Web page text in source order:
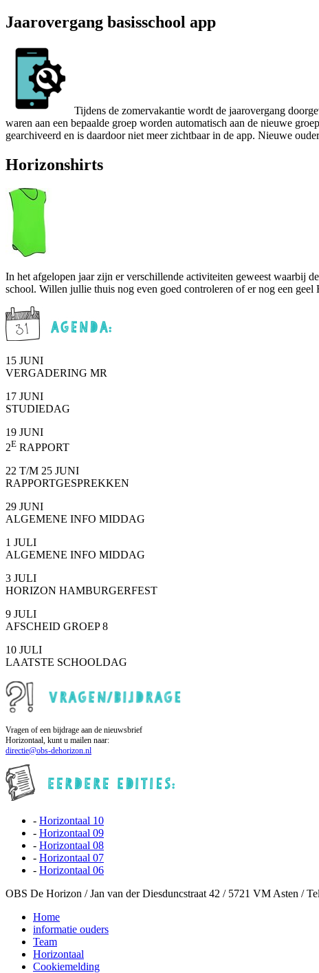
Jaarovergang basisschool app
Tijdens de zomervakantie wordt de jaarovergang
waren aan een bepaalde groep worden automatisch aan de nieuwe
gearchiveerd en is daardoor niet meer zichtbaar in de app. Nieuwe
Horizonshirts
In het afgelopen jaar zijn er verschillende activiteiten geweest waarbij
school. Willen jullie thuis nog even goed controleren of er nog een
15 JUNI
VERGADERING MR
17 JUNI
STUDIEDAG
19 JUNI
2E RAPPORT
22 T/M 25 JUNI
RAPPORTGESPREKKEN
29 JUNI
ALGEMENE INFO MIDDAG
1 JULI
ALGEMENE INFO MIDDAG
3 JULI
HORIZON HAMBURGERFEST
9 JULI
AFSCHEID GROEP 8
10 JULI
LAATSTE SCHOOLDAG
Vragen of een bijdrage aan de nieuwsbrief
Horizontaal, kunt u mailen naar:
directie@obs-dehorizon.nl
- Horizontaal 10
- Horizontaal 09
- Horizontaal 08
- Horizontaal 07
- Horizontaal 06
OBS De Horizon / Jan van der Diesduncstraat 42 / 5721 VM Asten /
Home
informatie ouders
Team
Horizontaal
Cookiemelding